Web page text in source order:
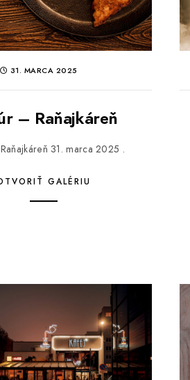
31. MARCA 2025
– Raňajkáreň
31. marca 2025 .
GALÉRIU